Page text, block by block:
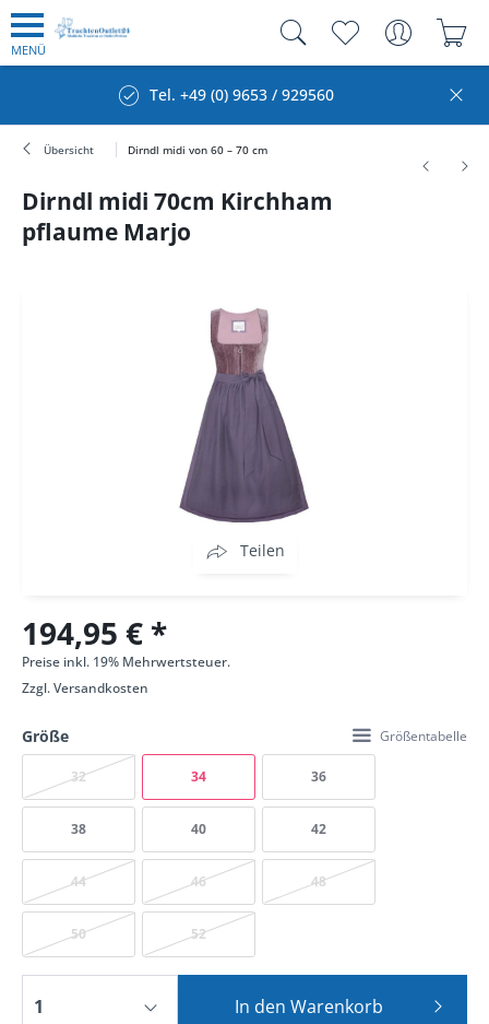
MENÜ
Tel. +49 (0) 9653 / 929560
Übersicht Dirndl midi von 60 – 70 cm
Dirndl midi 70cm Kirchham
pflaume Marjo
Teilen
194,95 € *
Preise inkl. 19% Mehrwertsteuer.
Zzgl.Versandkosten
Größe Größentabelle
32 34 36
38 40 42
44 46 48
50 52
In den Warenkorb